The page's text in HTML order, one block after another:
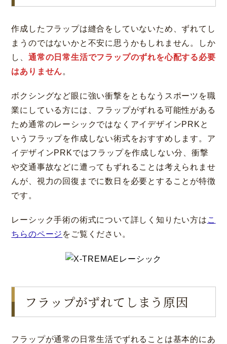
作成したフラップは縫合をしていないため、ずれてし
まうのではないかと不安に思うかもしれません。しか
し、 通常の日常生活でフラップのずれを心配する必要
はありません。
ボクシングなど眼に強い衝撃をともなうスポーツを職
業にしている方には、フラップがずれる可能性がある
ため通常のレーシックではなくアイデザインPRKと
いうフラップを作成しない術式をおすすめします。ア
イデザインPRKではフラップを作成しない分、衝撃
や交通事故などに遭ってもずれることは考えられませ
んが、視力の回復までに数日を必要とすることが特徴
です。
レーシック手術の術式について詳しく知りたい方は こ
ちらのページ をご覧ください。
フラップがずれてしまう原因
フラップが通常の日常生活でずれることは基本的にあ